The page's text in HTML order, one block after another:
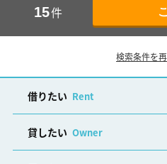
15件
検索条件を
借りたい Rent
貸したい Owner